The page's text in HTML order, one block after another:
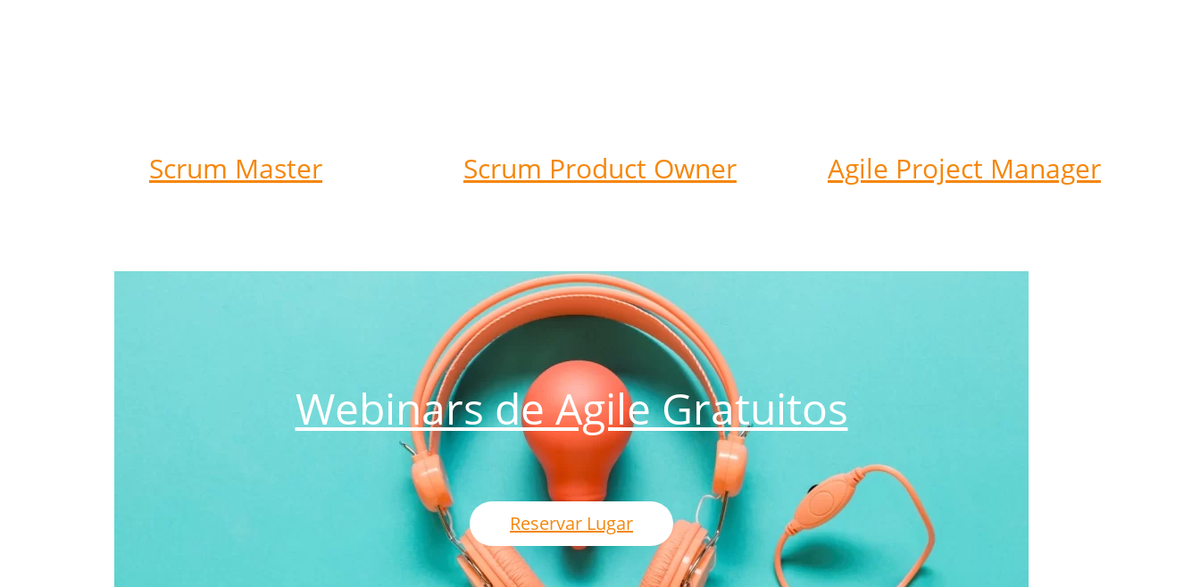
Scrum Master Scrum Product Owner Agile Project Manager
Webinars de Agile Gratuitos
Reservar Lugar